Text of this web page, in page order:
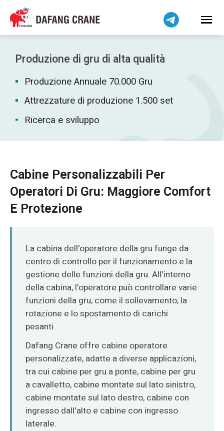
Produzione di gru di alta qualità
Produzione Annuale 70.000 Gru
Attrezzature di produzione 1.500 set
Ricerca e sviluppo
Cabine Personalizzabili Per
Operatori Di Gru: Maggiore Comfort
E Protezione
La cabina dell'operatore della gru funge da
centro di controllo per il funzionamento e la
gestione delle funzioni della gru. All'interno
della cabina, l'operatore può controllare varie
funzioni della gru, come il sollevamento, la
rotazione e lo spostamento di carichi
pesanti.
Dafang Crane offre cabine operatore
personalizzate, adatte a diverse applicazioni,
tra cui cabine per gru a ponte, cabine per gru
a cavalletto, cabine montate sul lato sinistro,
cabine montate sul lato destro, cabine con
ingresso dall'alto e cabine con ingresso
laterale.
Bahasa Indonesia
Bahasa Melayu
Tiếng Việt
简体中文
فارسی
Pilipino
اردو
Kiswahili
Dansk
Norsk
O‘zbekcha